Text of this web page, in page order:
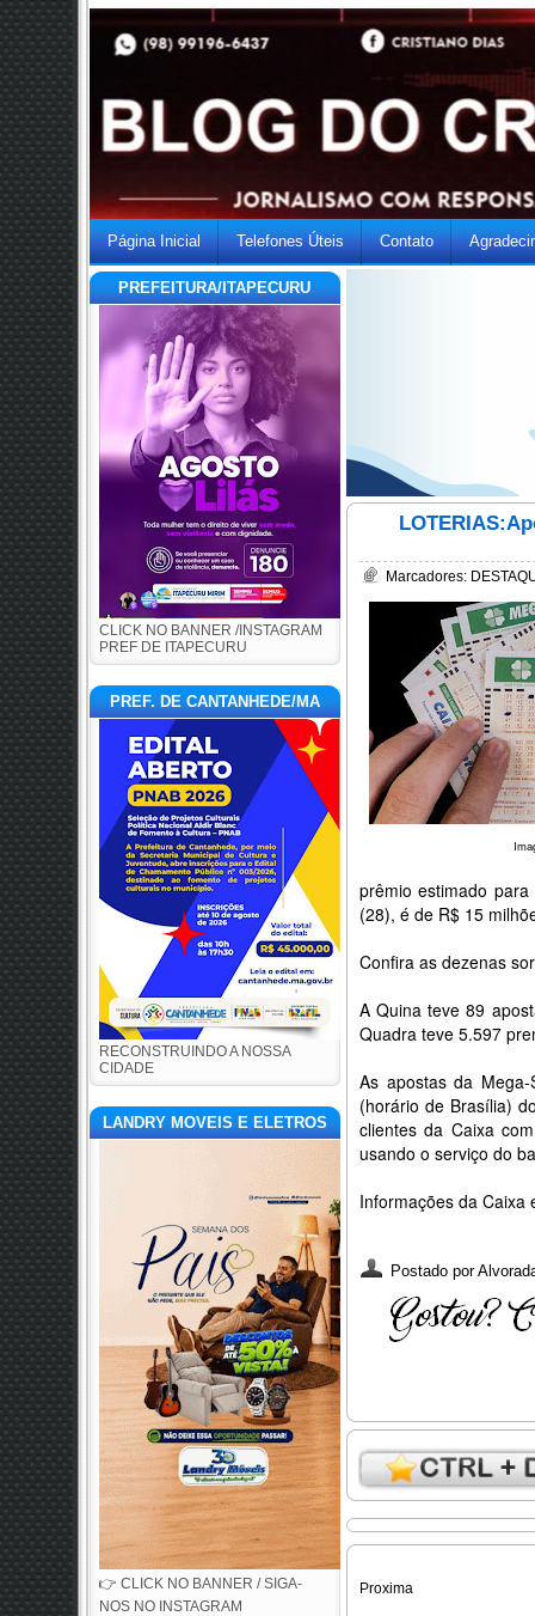
Página Inicial Telefones Úteis Contato
PREFEITURA/ITAPECURU
CLICK NO BANNER /INSTAGRAM
PREF DE ITAPECURU
PREF. DE CANTANHEDE/MA
RECONSTRUINDO A NOSSA
CIDADE
LANDRY MOVEIS E ELETROS
👉 CLICK NO BANNER / SIGA-
NOS NO INSTAGRAM
Marcadores:
prêmio estimado
(28), é de R$ 15
Confira as dezenas
A Quina teve 89
Quadra teve 5.597
As apostas da
(horário de Brasília)
clientes da Caixa
usando o serviço do
Informações da Caixa
Postado por
Proxima